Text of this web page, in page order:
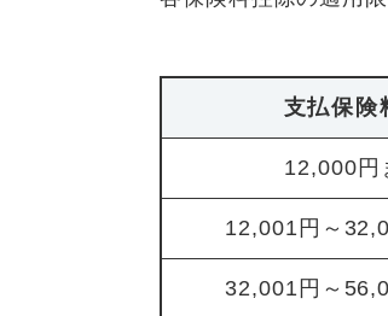
支払保険
12,000円
12,001円～
32,001円～